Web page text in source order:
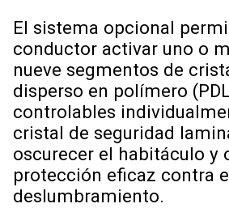
El sistema opcional
conductor activar uno o
nueve segmentos de
disperso en polímero
controlables
cristal de seguridad
oscurecer el habitáculo y
protección eficaz contra
deslumbramiento.